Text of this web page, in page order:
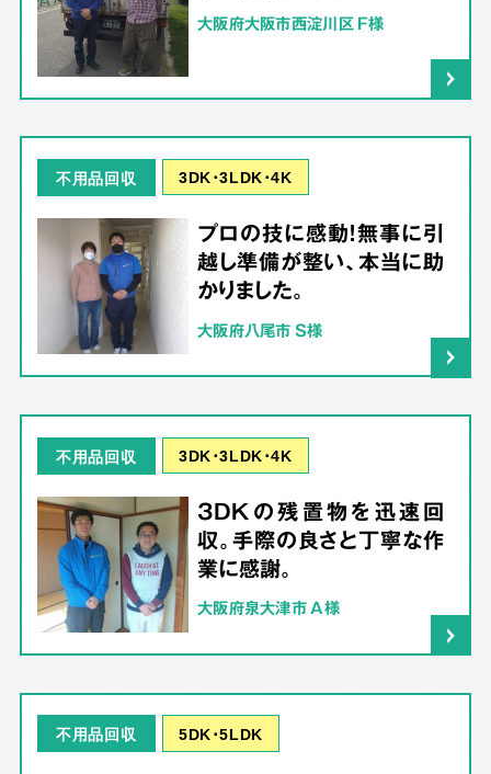
大阪府大阪市西淀川区 F様
不用品回収 3DK･3LDK･4K
プロの技に感動！無事に引
越し準備が整い、本当に助
かりました。
大阪府八尾市 S様
不用品回収 3DK･3LDK･4K
3DKの残置物を迅速回
収。手際の良さと丁寧な作
業に感謝。
大阪府泉大津市 A様
不用品回収 5DK･5LDK